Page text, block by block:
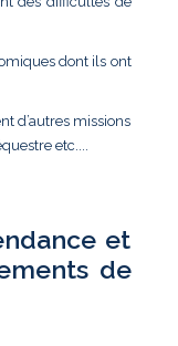
dont ils ont
d’autres missions
etc....
et
de